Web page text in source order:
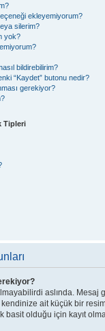
ekleyemiyorum?
silerim?
yok?
bildirebilirim?
“Kaydet” butonu nedir?
gerekiyor?
Tipleri
aslında.
kendinize ait küçük bir
basit olduğu için kayıt